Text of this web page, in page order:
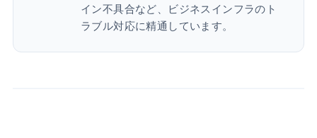
イン不具合など、ビジネスインフラのト
ラブル対応に精通しています。